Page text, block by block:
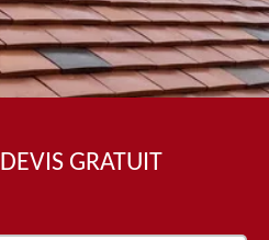
DEVIS GRATUIT